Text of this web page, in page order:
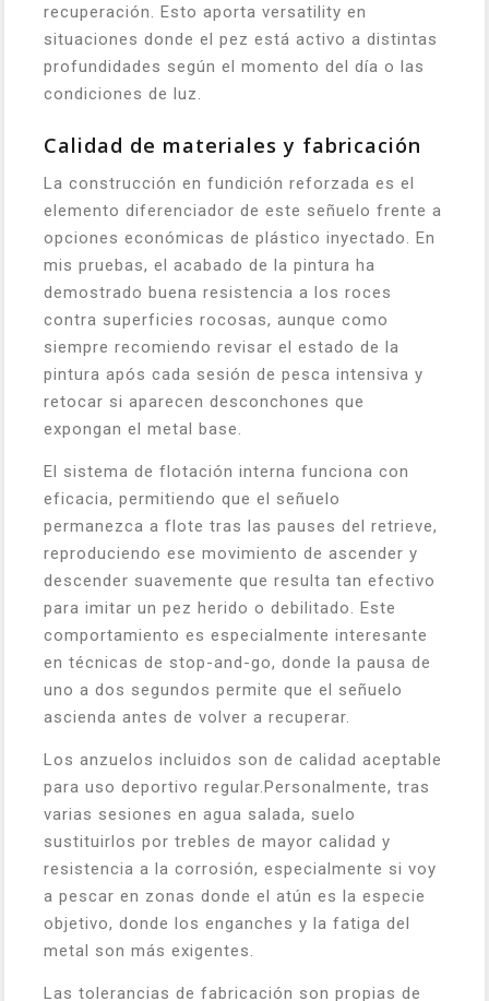
recuperación. Esto aporta versatility en
situaciones donde el pez está activo a distintas
profundidades según el momento del día o las
condiciones de luz.
Calidad de materiales y fabricación
La construcción en fundición reforzada es el
elemento diferenciador de este señuelo frente a
opciones económicas de plástico inyectado. En
mis pruebas, el acabado de la pintura ha
demostrado buena resistencia a los roces
contra superficies rocosas, aunque como
siempre recomiendo revisar el estado de la
pintura após cada sesión de pesca intensiva y
retocar si aparecen desconchones que
expongan el metal base.
El sistema de flotación interna funciona con
eficacia, permitiendo que el señuelo
permanezca a flote tras las pauses del retrieve,
reproduciendo ese movimiento de ascender y
descender suavemente que resulta tan efectivo
para imitar un pez herido o debilitado. Este
comportamiento es especialmente interesante
en técnicas de stop-and-go, donde la pausa de
uno a dos segundos permite que el señuelo
ascienda antes de volver a recuperar.
Los anzuelos incluidos son de calidad aceptable
para uso deportivo regular.Personalmente, tras
varias sesiones en agua salada, suelo
sustituirlos por trebles de mayor calidad y
resistencia a la corrosión, especialmente si voy
a pescar en zonas donde el atún es la especie
objetivo, donde los enganches y la fatiga del
metal son más exigentes.
Las tolerancias de fabricación son propias de